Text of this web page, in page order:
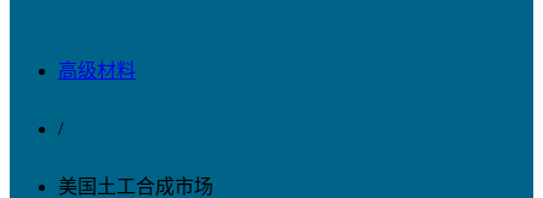
高级材料
/
美国土工合成市场